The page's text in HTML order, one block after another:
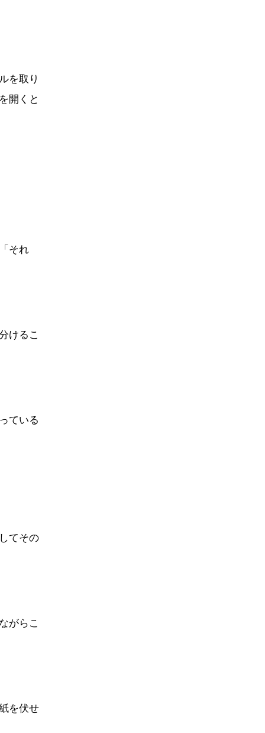
を取り
開くと
それ
けるこ
ている
てその
がらこ
を伏せ